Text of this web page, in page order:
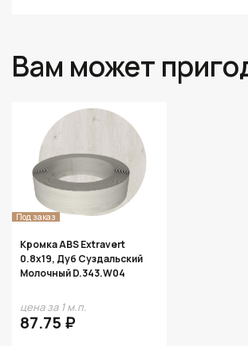
Вам может
Под заказ
Кромка ABS Extravert
0.8х19, Дуб Суздальский
Молочный D.343.W04
цена за 1 м.п.
87.75 ₽